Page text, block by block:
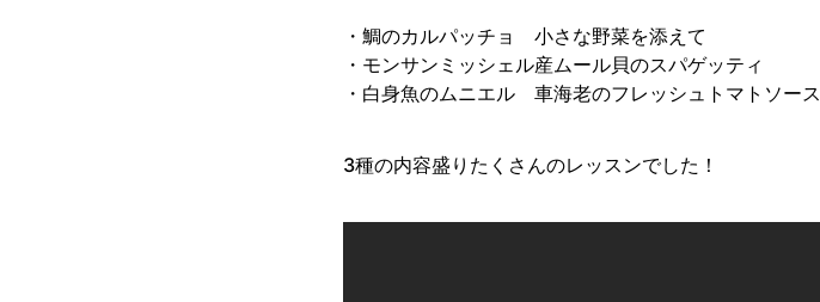
・鯛のカルパッチョ 小さな野菜を添えて
・モンサンミッシェル産ムール貝のスパゲッティ
・白身魚のムニエル 車海老のフレッシュトマトソース
3種の内容盛りたくさんのレッスンでした！